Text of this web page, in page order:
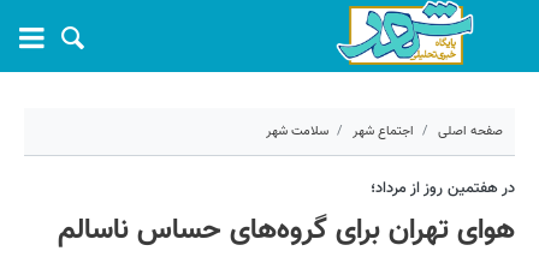
صفحه اصلی اجتماع شهر سلامت شهر
کد مطلب:57996
در هفتمین روز از مرداد؛
هوای تهران برای گروه‌های حساس ناسالم